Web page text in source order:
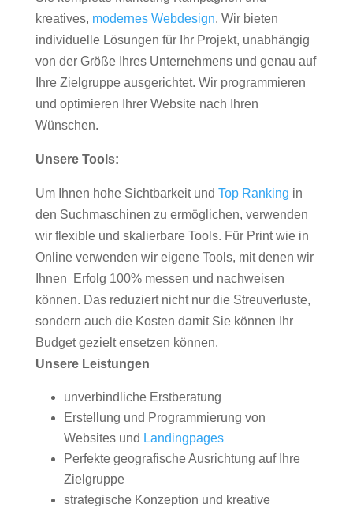
kreatives, modernes Webdesign. Wir bieten
individuelle Lösungen für Ihr Projekt, unabhängig
von der Größe Ihres Unternehmens und genau auf
Ihre Zielgruppe ausgerichtet. Wir programmieren
und optimieren Ihrer Website nach Ihren
Wünschen.
Unsere Tools:
Um Ihnen hohe Sichtbarkeit und Top Ranking in
den Suchmaschinen zu ermöglichen, verwenden
wir flexible und skalierbare Tools. Für Print wie in
Online verwenden wir eigene Tools, mit denen wir
Ihnen Erfolg 100% messen und nachweisen
können. Das reduziert nicht nur die Streuverluste,
sondern auch die Kosten damit Sie können Ihr
Budget gezielt ensetzen können.
Unsere Leistungen
unverbindliche Erstberatung
Erstellung und Programmierung von
Websites und Landingpages
Perfekte geografische Ausrichtung auf Ihre
Zielgruppe
strategische Konzeption und kreative